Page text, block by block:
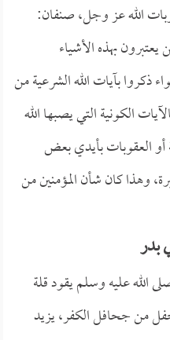
الله عز وجل، صنفان:
بهذه الأشياء
ذكروا بآيات الله الشرعية من
الكونية التي يصبها الله
أو العقوبات بأيدي بعض
وهذا كان شأن المؤمنين من
بدر
الله عليه وسلم يقود قلة
من جحافل الكفر، يزيد